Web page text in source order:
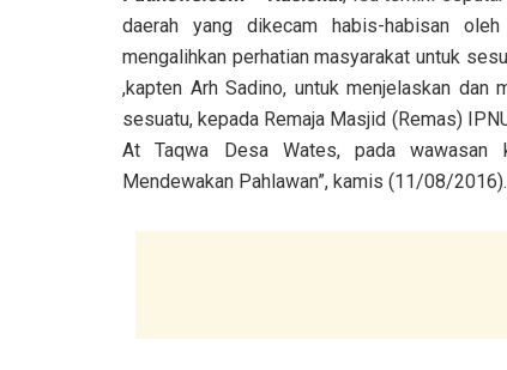
daerah yang dikecam habis-habisan
mengalihkan perhatian masyarakat untuk
,kapten Arh Sadino, untuk menjelaskan dan
sesuatu, kepada Remaja Masjid (Remas)
At Taqwa Desa Wates, pada wawasan
Mendewakan Pahlawan”, kamis (11/08/2016).